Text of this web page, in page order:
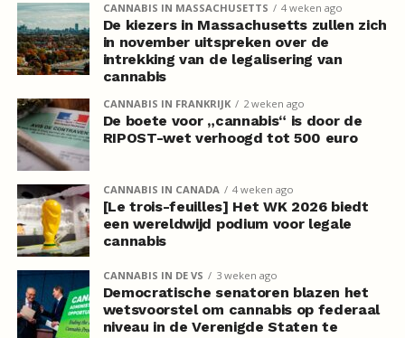
CANNABIS IN MASSACHUSETTS 4 weken ago
De kiezers in Massachusetts zullen zich
in november uitspreken over de
intrekking van de legalisering van
cannabis
CANNABIS IN FRANKRIJK 2 weken ago
De boete voor „cannabis“ is door de
RIPOST-wet verhoogd tot 500 euro
CANNABIS IN CANADA 4 weken ago
[Le trois-feuilles] Het WK 2026 biedt
een wereldwijd podium voor legale
cannabis
CANNABIS IN DE VS 3 weken ago
Democratische senatoren blazen het
wetsvoorstel om cannabis op federaal
niveau in de Verenigde Staten te